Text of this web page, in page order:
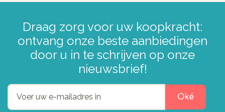
Draag zorg voor uw koopkracht:
ontvang onze beste aanbiedingen
door u in te schrijven op onze
nieuwsbrief!
Oké